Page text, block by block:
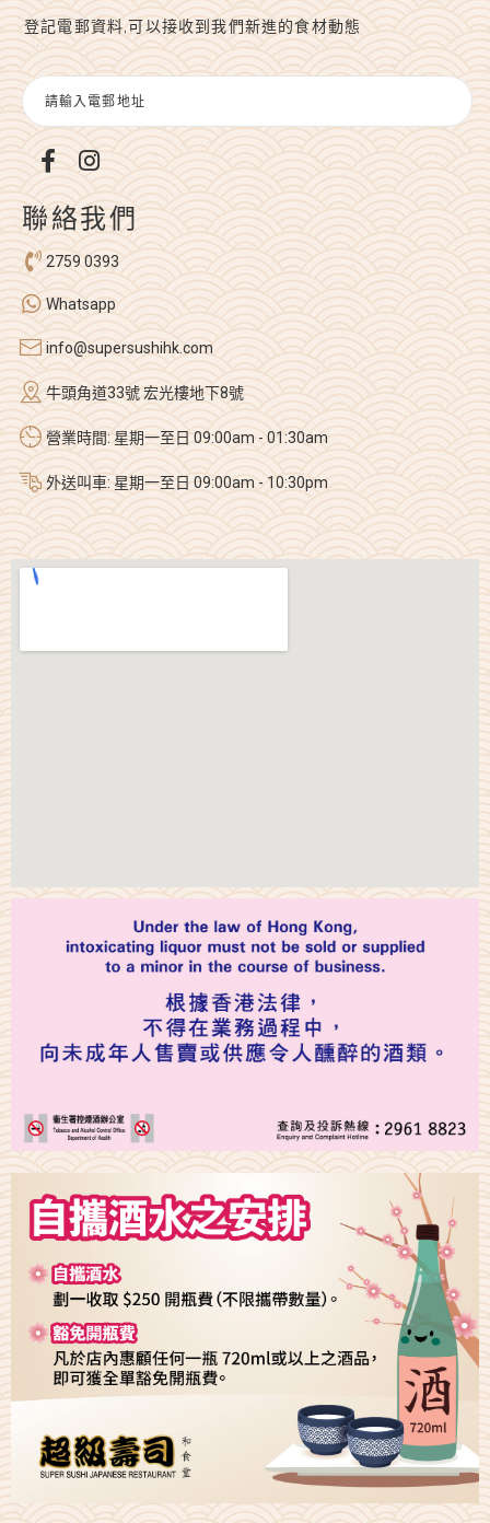
登記電郵資料,可以接收到我們新進的食材動態
聯絡我們
2759 0393
Whatsapp
info@supersushihk.com
牛頭角道33號 宏光樓地下8號
營業時間: 星期一至日 09:00am - 01:30am
外送叫車: 星期一至日 09:00am - 10:30pm